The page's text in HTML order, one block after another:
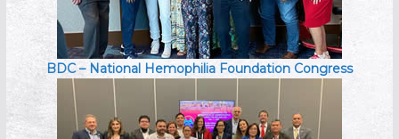
BDC – National Hemophilia Foundation Congress